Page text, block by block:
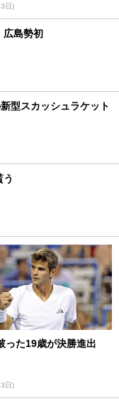
日)
広島勢初
型スカッシュラケット
った19歳が決勝進出
日)